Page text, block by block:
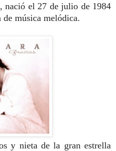
, nació el 27 de julio de 1984
de música melódica.
y nieta de la gran estrella